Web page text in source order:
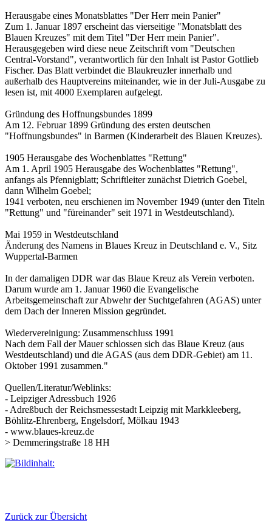
Herausgabe eines Monatsblattes "Der Herr mein Panier"
Zum 1. Januar 1897 erscheint das vierseitige "Monatsblatt des
Blauen Kreuzes" mit dem Titel "Der Herr mein Panier".
Herausgegeben wird diese neue Zeitschrift vom "Deutschen
Central-Vorstand", verantwortlich für den Inhalt ist Pastor Gottlieb
Fischer. Das Blatt verbindet die Blaukreuzler innerhalb und
außerhalb des Hauptvereins miteinander, wie in der Juli-Ausgabe zu
lesen ist, mit 4000 Exemplaren aufgelegt.
Gründung des Hoffnungsbundes 1899
Am 12. Februar 1899 Gründung des ersten deutschen
"Hoffnungsbundes" in Barmen (Kinderarbeit des Blauen Kreuzes).
1905 Herausgabe des Wochenblattes "Rettung"
Am 1. April 1905 Herausgabe des Wochenblattes "Rettung",
anfangs als Pfennigblatt; Schriftleiter zunächst Dietrich Goebel,
dann Wilhelm Goebel;
1941 verboten, neu erschienen im November 1949 (unter den Titeln
"Rettung" und "füreinander" seit 1971 in Westdeutschland).
Mai 1959 in Westdeutschland
Änderung des Namens in Blaues Kreuz in Deutschland e. V., Sitz
Wuppertal-Barmen
In der damaligen DDR war das Blaue Kreuz als Verein verboten.
Darum wurde am 1. Januar 1960 die Evangelische
Arbeitsgemeinschaft zur Abwehr der Suchtgefahren (AGAS) unter
dem Dach der Inneren Mission gegründet.
Wiedervereinigung: Zusammenschluss 1991
Nach dem Fall der Mauer schlossen sich das Blaue Kreuz (aus
Westdeutschland) und die AGAS (aus dem DDR-Gebiet) am 11.
Oktober 1991 zusammen."
Quellen/Literatur/Weblinks:
- Leipziger Adressbuch 1926
- Adreßbuch der Reichsmessestadt Leipzig mit Markkleeberg,
Böhlitz-Ehrenberg, Engelsdorf, Mölkau 1943
- www.blaues-kreuz.de
> Demmeringstraße 18 HH
Zurück zur Übersicht